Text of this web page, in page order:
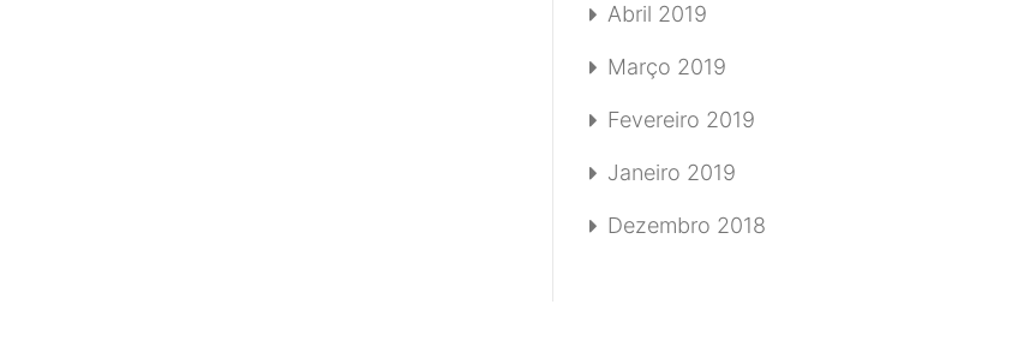
Abril 2019
Março 2019
Fevereiro 2019
Janeiro 2019
Dezembro 2018